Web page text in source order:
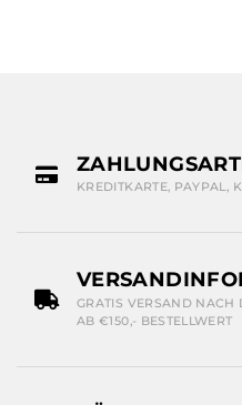
KREDITKARTE, PAYPAL,
GRATIS VERSAND NACH
AB €150,- BESTELLWERT